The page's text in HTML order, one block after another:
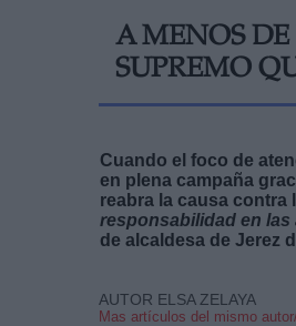
A MENOS
SUPREMO
Cuando el foco de
en plena campaña
reabra la causa contra
responsabilidad en
de alcaldesa de Jerez
AUTOR ELSA ZELAYA
Mas artículos del mismo
link
Información adicional
link